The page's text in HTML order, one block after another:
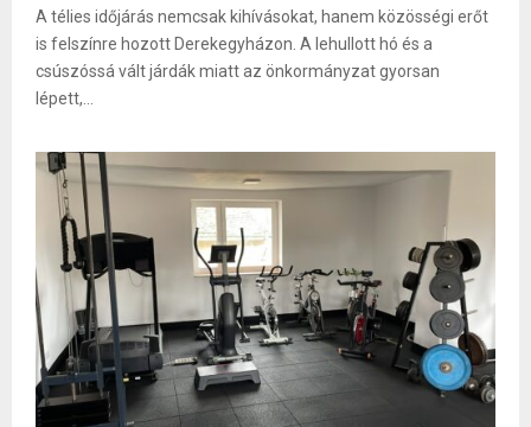
A télies időjárás nemcsak kihívásokat, hanem közösségi erőt
is felszínre hozott Derekegyházon. A lehullott hó és a
csúszóssá vált járdák miatt az önkormányzat gyorsan
lépett,...